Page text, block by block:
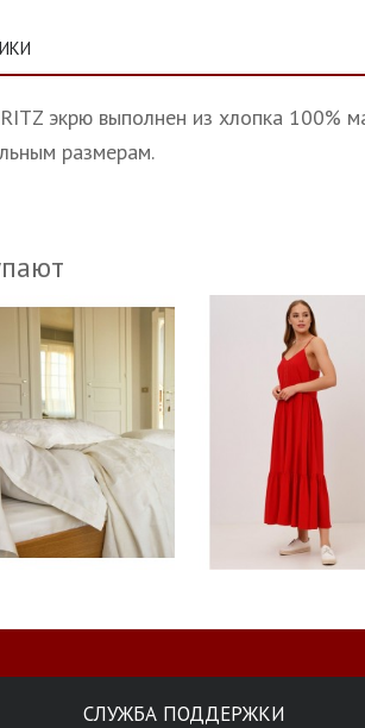
экрю выполнен из хлопка 100%
размерам.
СЛУЖБА ПОДДЕРЖКИ